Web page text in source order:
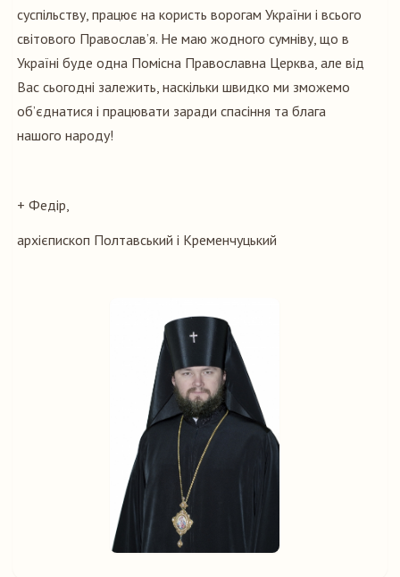
суспільству, працює на користь ворогам України і всього
світового Православ’я. Не маю жодного сумніву, що в
Україні буде одна Помісна Православна Церква, але від
Вас сьогодні залежить, наскільки швидко ми зможемо
об’єднатися і працювати заради спасіння та блага
нашого народу!
+ Федір,
архієпископ Полтавський і Кременчуцький